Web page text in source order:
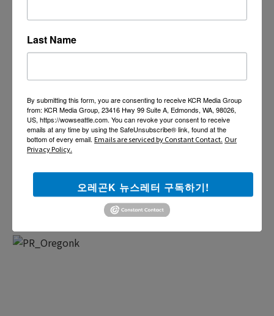
Last Name
By submitting this form, you are consenting to receive KCR Media Group
from: KCR Media Group, 23416 Hwy 99 Suite A, Edmonds, WA, 98026,
US, https://wowseattle.com. You can revoke your consent to receive
emails at any time by using the SafeUnsubscribe® link, found at the
bottom of every email. Emails are serviced by Constant Contact. Our
Privacy Policy.
오레곤K 뉴스레터 구독하기!